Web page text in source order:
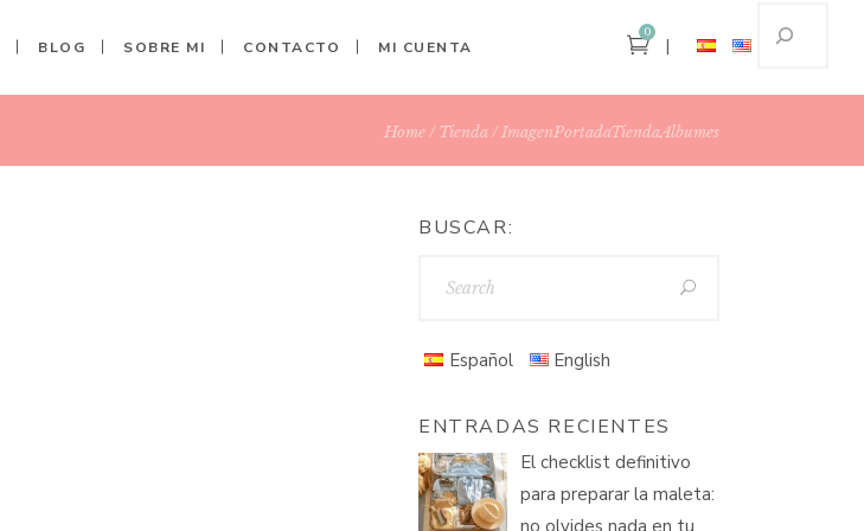
BLOG SOBRE MI CONTACTO MI CUENTA
0
Home Tienda ImagenPortadaTiendaAlbumes
BUSCAR:
Español English
ENTRADAS RECIENTES
El checklist definitivo
para preparar la maleta:
no olvides nada en tu